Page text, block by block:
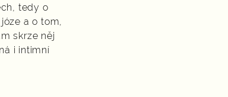
tedy o
a o tom,
skrze něj
i intimní